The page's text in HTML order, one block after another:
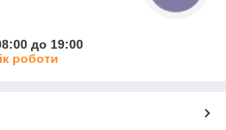
до 19:00
роботи